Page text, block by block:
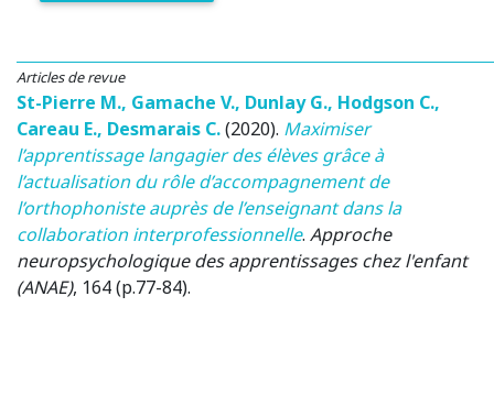
Articles de revue
St-Pierre M., Gamache V., Dunlay G., Hodgson C.,
Careau E., Desmarais C.(2020). Maximiser
l’apprentissage langagier des élèves grâce à
l’actualisation du rôle d’accompagnement de
l’orthophoniste auprès de l’enseignant dans la
collaboration interprofessionnelle. Approche
neuropsychologique des apprentissages chez l'enfant
(ANAE), 164 (p.77-84).